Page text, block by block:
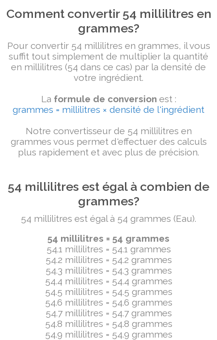
Comment convertir 54 millilitres en
grammes?
Pour convertir 54 millilitres en grammes, il vous
suffit tout simplement de multiplier la quantité
en millilitres (54 dans ce cas) par la densité de
votre ingrédient.
La formule de conversion est :
grammes = millilitres × densité de l'ingrédient
Notre convertisseur de 54 millilitres en
grammes vous permet d'effectuer des calculs
plus rapidement et avec plus de précision.
54 millilitres est égal à combien de
grammes?
54 millilitres est égal à 54 grammes (Eau).
54 millilitres = 54 grammes
54.1 millilitres = 54.1 grammes
54.2 millilitres = 54.2 grammes
54.3 millilitres = 54.3 grammes
54.4 millilitres = 54.4 grammes
54.5 millilitres = 54.5 grammes
54.6 millilitres = 54.6 grammes
54.7 millilitres = 54.7 grammes
54.8 millilitres = 54.8 grammes
54.9 millilitres = 54.9 grammes